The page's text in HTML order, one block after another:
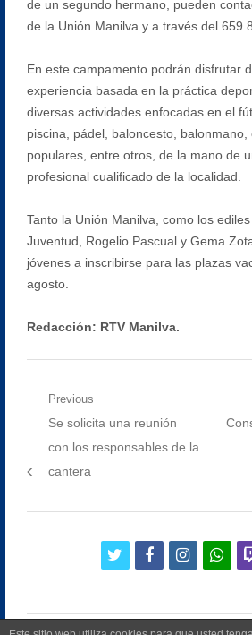
de un segundo hermano, pueden
de la Unión Manilva y a través del 659
En este campamento podrán disfrutar
experiencia basada en la práctica
diversas actividades enfocadas en el
piscina, pádel, baloncesto, balonmano,
populares, entre otros, de la mano de
profesional cualificado de la localidad.
Tanto la Unión Manilva, como los
Juventud, Rogelio Pascual y Gema
jóvenes a inscribirse para las plazas
agosto.
Redacción: RTV Manilva.
Navegación
entradas
Previous
Previous
post:
Se solicita una reunión
con los responsables de la
cantera
twitterfacebook